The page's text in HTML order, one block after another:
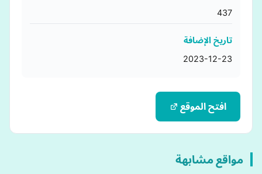
437
تاريخ الإضافة
2023-12-23
افتح الموقع
مواقع مشابهة